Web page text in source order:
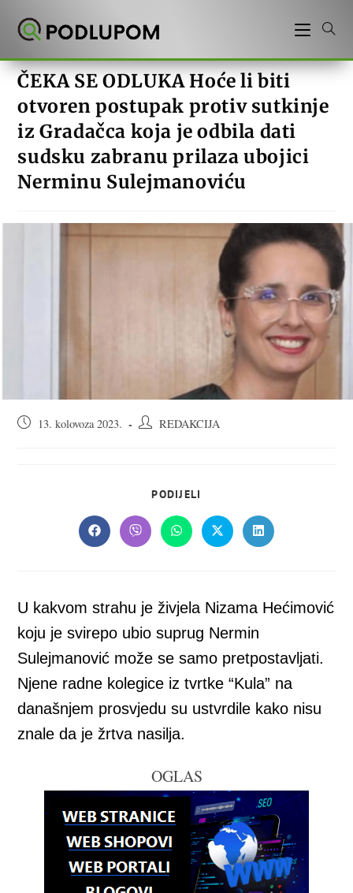
ČEKA SE ODLUKA Hoće li biti
otvoren postupak protiv sutkinje
iz Gradačca koja je odbila dati
sudsku zabranu prilaza ubojici
Nerminu Sulejmanoviću
Objava13. kolovoza 2023.
AutorREDAKCIJA
PODIJELI
CONTENT
Opens
in
Opens
in
Opens
in
Opens
in
Opens
in
U kakvom strahu je živjela Nizama Hećimović
koju je svirepo ubio suprug Nermin
Sulejmanović može se samo pretpostavljati.
Njene radne kolegice iz tvrtke “Kula” na
današnjem prosvjedu su ustvrdile kako nisu
znale da je žrtva nasilja.
OGLAS